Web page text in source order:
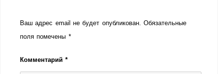
Ваш адрес email не будет опубликован. Обязательные
поля помечены *
Комментарий*